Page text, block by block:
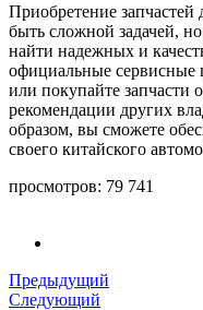
Приобретение
быть сложной задачей,
найти надежных и
официальные сервисные
или покупайте запчасти
рекомендации других
образом, вы сможете
своего китайского
просмотров: 79 741
Предыдущий
Следующий